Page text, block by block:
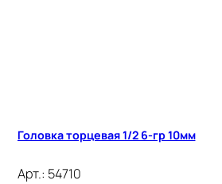
Головка торцевая 1/2 6-гр 10мм
Арт.: 54710